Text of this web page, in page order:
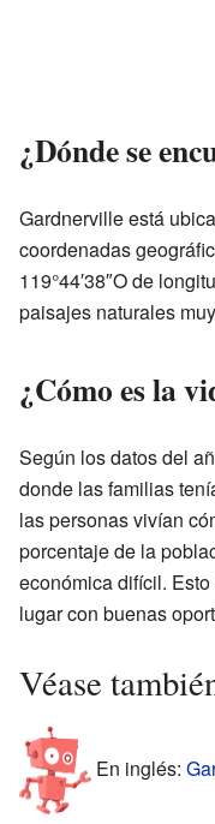
¿Dónde se
Gardnerville está
coordenadas
119°44′38″O de
paisajes naturales
¿Cómo es la
Según los datos del
donde las familias
las personas vivían
porcentaje de la
económica difícil.
lugar con buenas
Véase
En inglés: